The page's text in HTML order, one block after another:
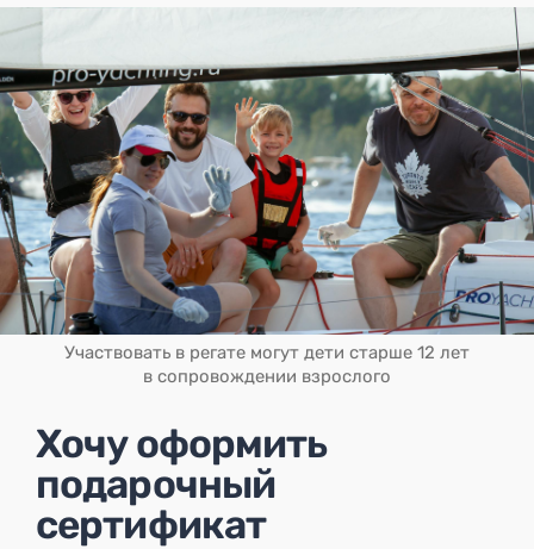
Участвовать в регате могут дети старше 12 лет
в сопровождении взрослого
Хочу оформить
подарочный
сертификат